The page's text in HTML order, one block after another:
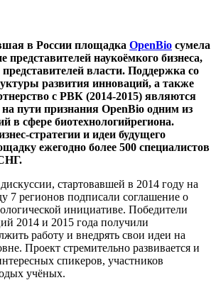
в России площадка OpenBio сумела
представителей наукоёмкого бизнеса,
власти. Поддержка со
развития инноваций, а также
с РВК (2014-2015) являются
пути признания OpenBio одним из
в сфере биотехнологийрегиона.
стратегии и идеи будущего
ежегодно более 500 специалистов
стартовавшей в 2014 году на
7 регионов подписали соглашение о
инициативе. Победители
2014 и 2015 года получили
работу и внедрять свои идеи на
Проект стремительно развивается и
спикеров, участников
учёных.